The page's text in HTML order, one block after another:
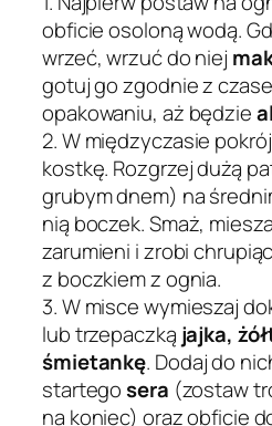
obficie osoloną wodą.
wrzeć, wrzuć do niej
gotuj go zgodnie z
opakowaniu, aż będzie
2. W międzyczasie pokrój
kostkę. Rozgrzej dużą
grubym dnem) na
nią boczek. Smaż,
zarumieni i zrobi
z boczkiem z ognia.
3. W misce wymieszaj
lub trzepaczką jajka,
śmietankę. Dodaj do
startegosera (zostaw
na koniec) oraz obficie